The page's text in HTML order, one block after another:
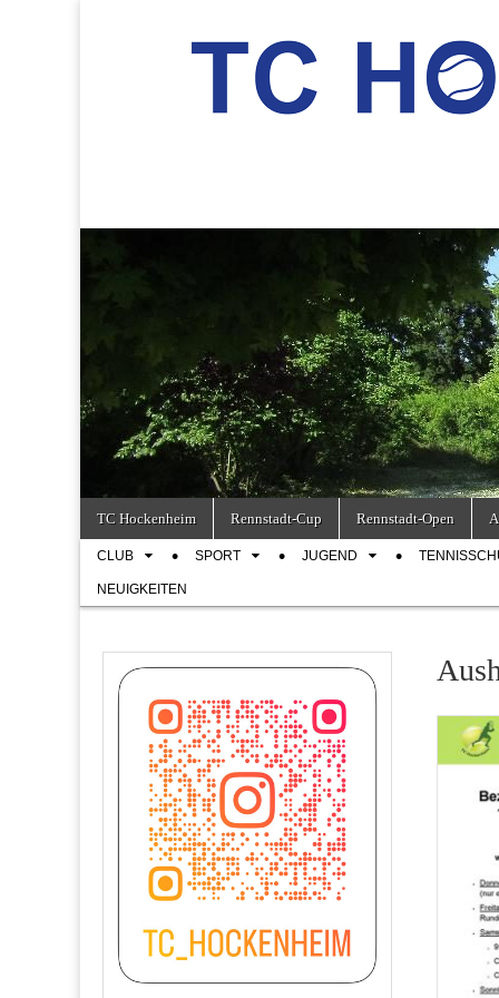
TC Hockenheim
Main
menu
content
TC Hockenheim Rennstadt-Cup Rennstadt-Open
SubCLUB SPORT JUGEND
NEUIGKEITEN